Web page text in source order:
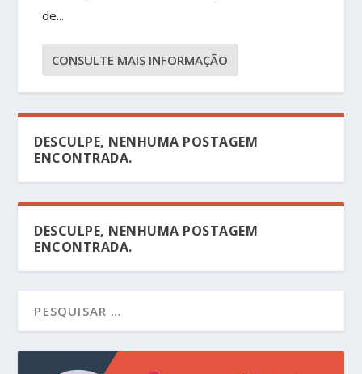
de...
CONSULTE MAIS INFORMAÇÃO
DESCULPE, NENHUMA POSTAGEM
ENCONTRADA.
DESCULPE, NENHUMA POSTAGEM
ENCONTRADA.